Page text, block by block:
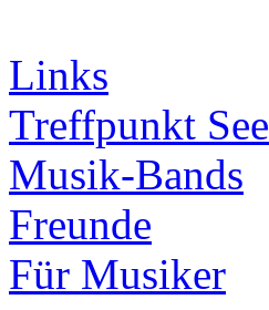
Links
Treffpunkt See
Musik-Bands
Freunde
Für Musiker